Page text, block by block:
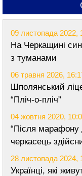
09 листопада 2022,
На Черкащині
з туманами
06 травня 2026,
Шполянський
“Пліч-о-пліч”
04 жовтня 2020,
“Після марафону
черкасець
28 листопада 2024,
Українці, які